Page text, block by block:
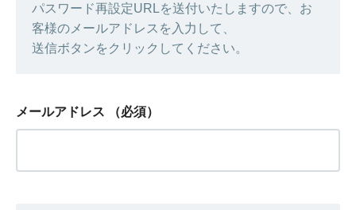
パスワード再設定URLを送付いたしますので、お
客様のメールアドレスを入力して、
送信ボタンをクリックしてください。
メールアドレス （必須）